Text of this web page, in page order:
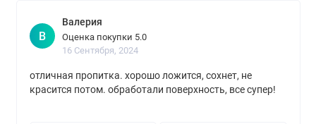
В
Валерия
Оценка покупки 5.0
16 Сентября, 2024
отличная пропитка. хорошо ложится, сохнет, не
красится потом. обработали поверхность, все супер!